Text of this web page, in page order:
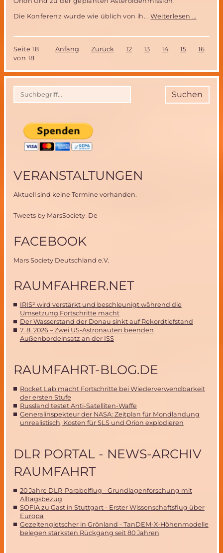
Die Konferenz wurde wie üblich von ih...Weiterlesen …
16.
in
USA
Seite 18
von 18
Anfang Zurück 12 13 14 15 16
Suchen
VERANSTALTUNGEN
Aktuell sind keine Termine vorhanden.
Tweets by MarsSociety_De
FACEBOOK
Mars Society Deutschland e.V.
RAUMFAHRER.NET
IRIS² wird verstärkt und beschleunigt während die
Umsetzung Fortschritte macht
Der Wasserstand der Donau sinkt auf Rekordtiefstand
7. 8. 2026 – Zwei US-Astronauten beenden
Außenbordeinsatz an der ISS
RAUMFAHRT-BLOG.DE
Rocket Lab macht Fortschritte bei Wiederverwendbarkeit
der ersten Stufe
Russland testet Anti-Satelliten-Waffe
Generalinspekteur der NASA: Zeitplan für Mondlandung
unrealistisch, Kosten für SLS und Orion explodieren
DLR PORTAL - NEWS-ARCHIV
RAUMFAHRT
20 Jahre DLR-Parabelflug - Grundlagenforschung mit
Alltagsbezug
SOFIA zu Gast in Stuttgart - Erster Wissenschaftsflug über
Europa
Gezeitengletscher in Grönland - TanDEM-X-Höhenmodelle
belegen stärksten Rückgang seit 80 Jahren